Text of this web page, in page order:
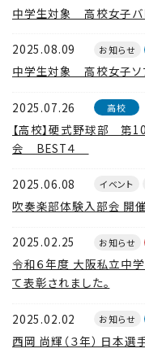
中学生対象 高校女子
2025.08.09 お知らせ
中学生対象 高校女子ソ
2025.07.26 高校
【高校】硬式野球部 第
会 BEST４
2025.06.08 イベント
吹奏楽部体験入部会 開催
2025.02.25 お知らせ
令和６年度 大阪私立中
て表彰されました。
2025.02.02 お知らせ
西岡 尚輝（３年） 日本